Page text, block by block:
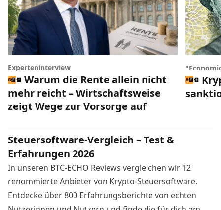
Experteninterview
Warum die Rente allein nicht
mehr reicht – Wirtschaftsweise
zeigt Wege zur Vorsorge auf
Steuersoftware-Vergleich – Test &
Erfahrungen 2026
In unseren BTC-ECHO Reviews vergleichen wir 12
renommierte Anbieter von Krypto-Steuersoftware.
Entdecke über 800 Erfahrungsberichte von echten